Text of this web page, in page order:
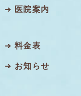
医院案内
料金表
お知らせ